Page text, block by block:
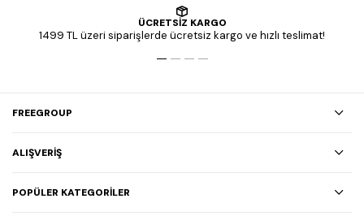
ÜCRETSİZ KARGO
1499 TL üzeri siparişlerde ücretsiz kargo ve hızlı teslimat!
FREEGROUP
ALIŞVERİŞ
POPÜLER KATEGORİLER